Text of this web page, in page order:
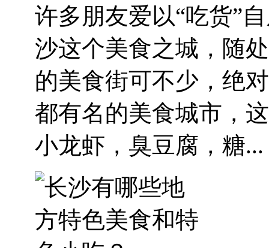
许多朋友爱以“吃货”
沙这个美食之城，随
的美食街可不少，绝
都有名的美食城市，
小龙虾，臭豆腐，糖...